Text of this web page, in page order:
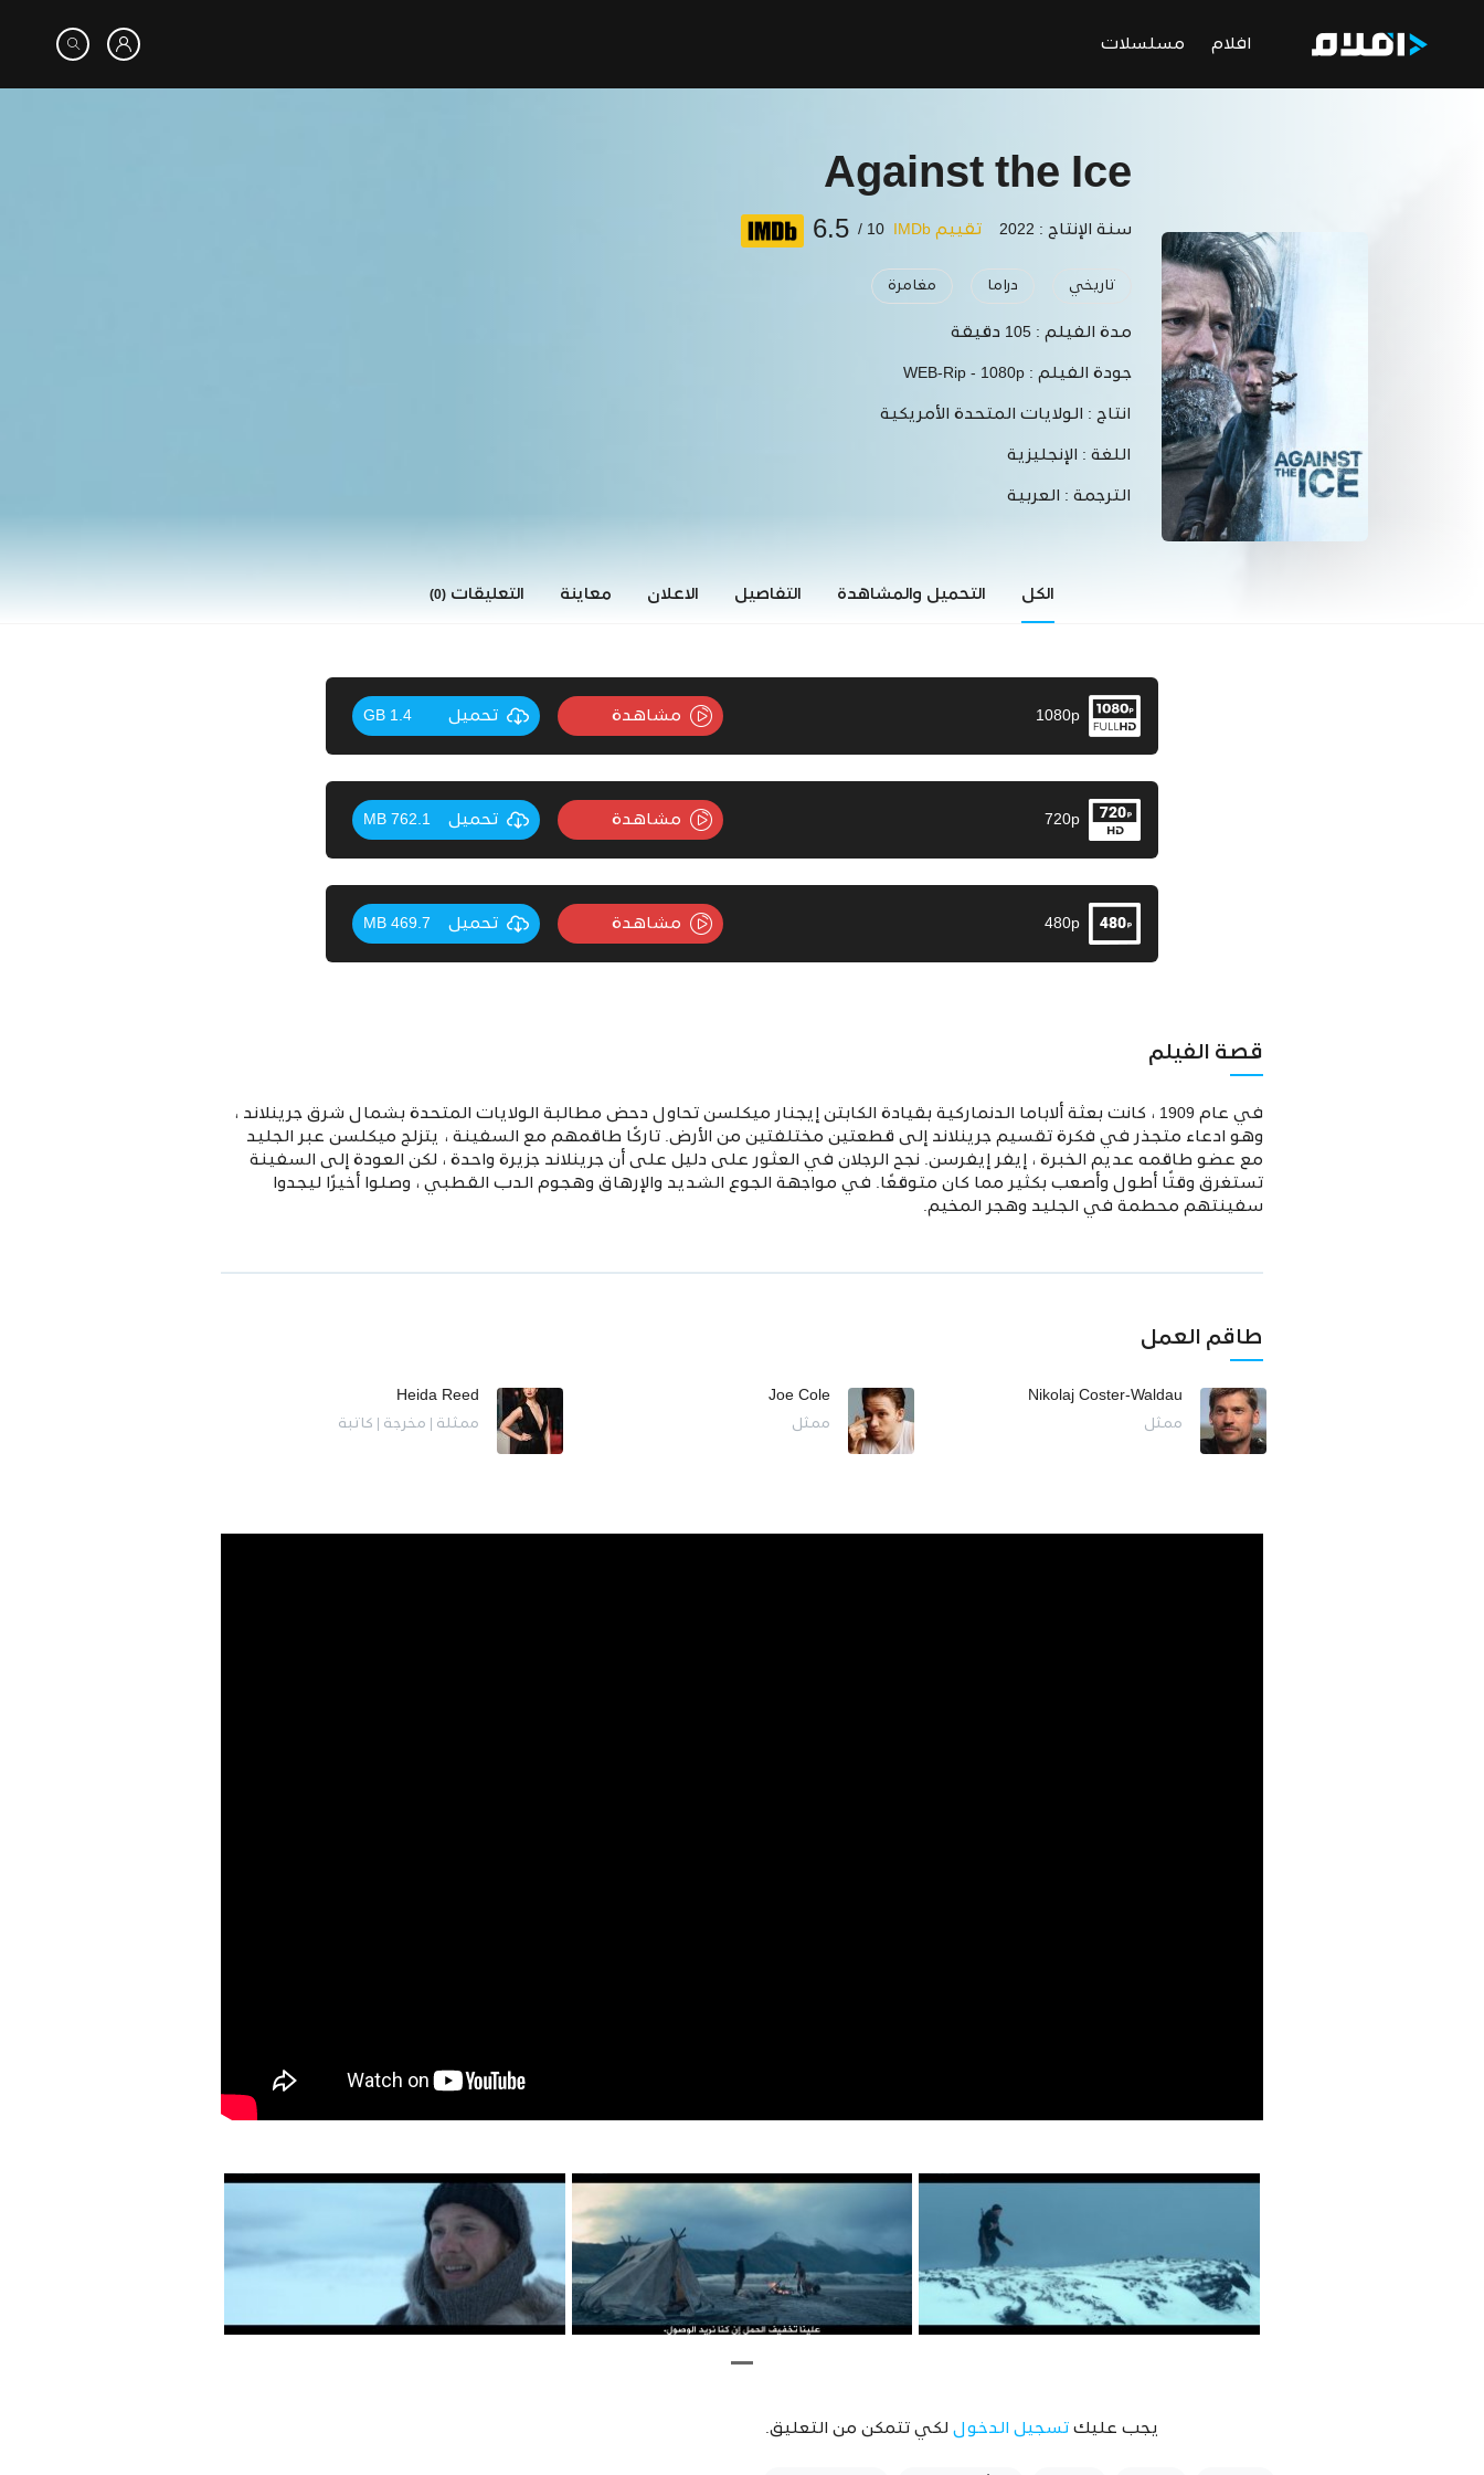
افلام مسلسلات
Against the Ice
سنة الإنتاج : 2022 تقييم IMDb 10 /
6.5
تاريخي دراما مغامرة
مدة الفيلم : 105 دقيقة
جودة الفيلم : WEB-Rip - 1080p
انتاج : الولايات المتحدة الأمريكية
اللغة : الإنجليزية
الترجمة : العربية
الكل التحميل والمشاهدة التفاصيل الاعلان معاينة التعليقات (0)
1080p مشاهدة تحميل 1.4 GB
720p مشاهدة تحميل 762.1 MB
480p مشاهدة تحميل 469.7 MB
قصة الفيلم
في عام 1909 ، كانت بعثة ألاباما الدنماركية بقيادة الكابتن إيجنار ميكلسن تحاول دحض مطالبة الولايات المتحدة بشمال شرق جرينلاند ،
وهو ادعاء متجذر في فكرة تقسيم جرينلاند إلى قطعتين مختلفتين من الأرض. تاركًا طاقمهم مع السفينة ، يتزلج ميكلسن عبر الجليد
مع عضو طاقمه عديم الخبرة ، إيفر إيفرسن. نجح الرجلان في العثور على دليل على أن جرينلاند جزيرة واحدة ، لكن العودة إلى السفينة
تستغرق وقتًا أطول وأصعب بكثير مما كان متوقعًا. في مواجهة الجوع الشديد والإرهاق وهجوم الدب القطبي ، وصلوا أخيرًا ليجدوا
سفينتهم محطمة في الجليد وهجر المخيم.
طاقم العمل
Nikolaj Coster-Waldau
ممثل
Joe Cole
ممثل
Heida Reed
ممثلة | مخرجة | كاتبة
يجب عليك تسجيل الدخول لكي تتمكن من التعليق.